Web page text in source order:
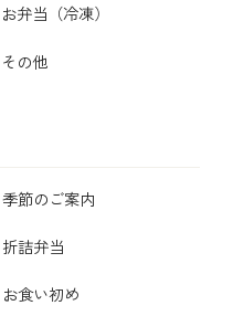
お弁当（冷凍）
その他
季節のご案内
折詰弁当
お食い初め